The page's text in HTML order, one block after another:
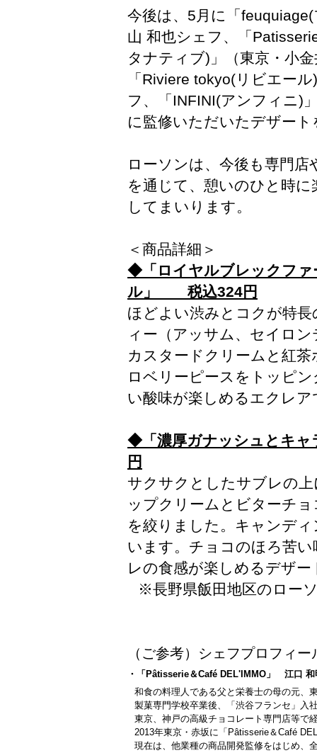
今後は、5月に「
山 和也シェフ、「
タナティブ)」（東京・小
「Riviere tokyo(リビエー
フ、「INFINI(アンフィニ)
に監修いただいたデザート
ローソンは、今後も専門
を通じて、憩いのひと時
してまいります。
＜商品詳細＞
◆「ロイヤルブレックファ
ル」 税込324円
ほどよい渋みとコクが特
ィー（アッサム、セイロ
カスタードクリームと紅
ロベリーピースをトッピ
い酸味が楽しめるエクレア
◆「濃厚ガナッシュとキ
円
サクサクとしたサブレの
ップクリームとビターチ
を絞りました。キャンデ
います。チョコのほろ苦
レの食感が楽しめるデザー
※長野県飯田地区のロー
（ご参考）シェフプロフィー
・「Pâtisserie＆Café DEL'IMMO」 江口 和
和食の料理人である父と栄養士の母の元、
製菓専門学校卒業後、「渋谷フランセ」入
東京、神戸の高級チョコレート専門店等で
2013年東京・赤坂に「Pâtisserie＆Café
現在は、他業種の商品開発監修をはじめ、